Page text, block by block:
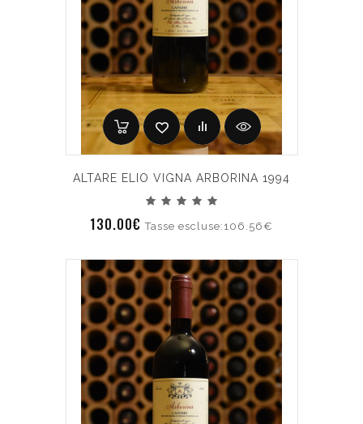
ALTARE ELIO VIGNA ARBORINA 1994
130.00€Tasse escluse:106.56€